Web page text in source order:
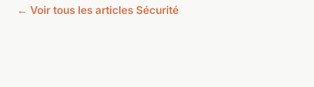
← Voir tous les articles Sécurité